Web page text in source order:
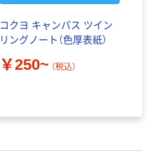
コクヨ キャンパス ツイン
リングノート（色厚表紙）
￥250~ （税込）